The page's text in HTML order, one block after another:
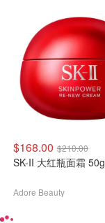
$168.00 $210.00
SK-II 大红瓶面霜 50g
Adore Beauty